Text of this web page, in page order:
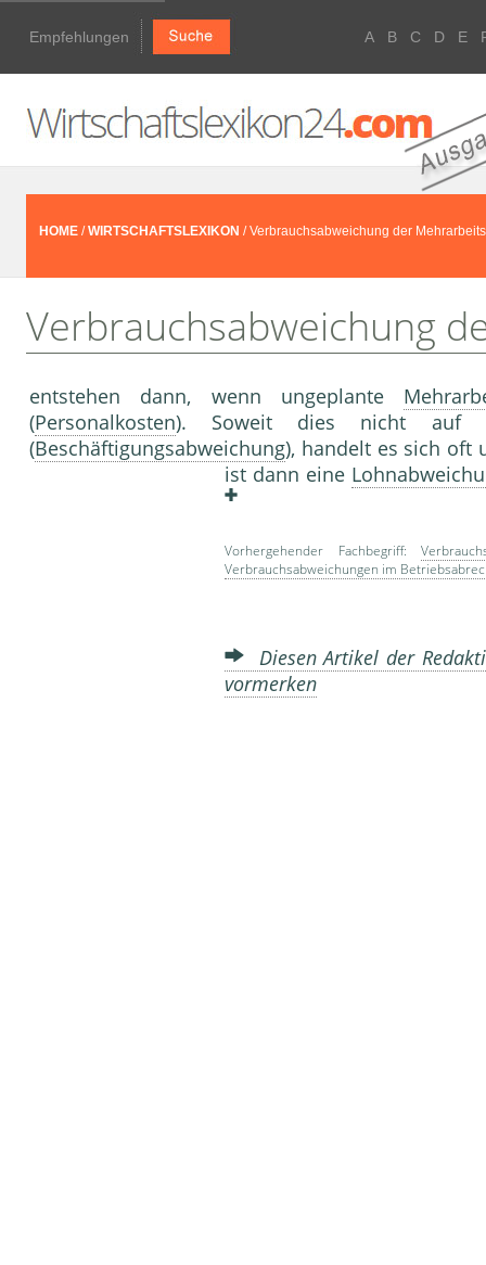
Empfehlungen A B C D E
HOME /WIRTSCHAFTSLEXIKON / Verbrauchsabweichung der
Verbrauchsabweichung
entstehen dann, wenn ungeplante
(Personalkosten). Soweit dies nicht auf
(Beschäftigungsabweichung), handelt es sich oft
ist dann eine
Vorhergehender Fachbegriff:
Verbrauchsabweichungen im
Diesen Artikel der
vormerken